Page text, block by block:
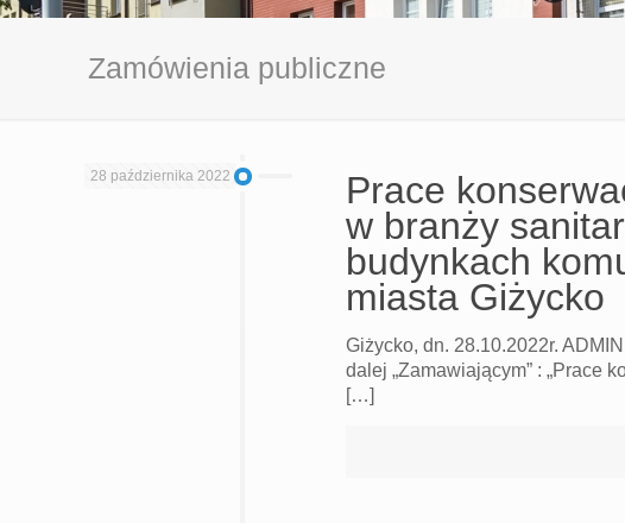
Zamówienia publiczne
28 października 2022
Prace
w branży
budynkach
miasta Giżycko
Giżycko, dn. 28.10.2022r.
dalej „Zamawiającym” : „Prace
[…]